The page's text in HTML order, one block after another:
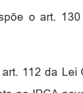
o art.
112 da